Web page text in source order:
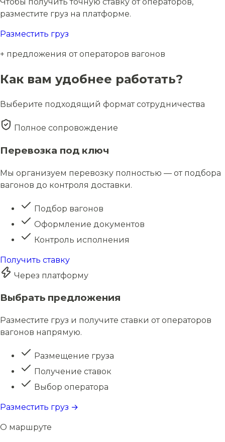
Чтобы получить точную ставку от операторов,
разместите груз на платформе.
Разместить груз
+ предложения от операторов вагонов
Как вам удобнее работать?
Выберите подходящий формат сотрудничества
Полное сопровождение
Перевозка под ключ
Мы организуем перевозку полностью — от подбора
вагонов до контроля доставки.
Подбор вагонов
Оформление документов
Контроль исполнения
Получить ставку
Через платформу
Выбрать предложения
Разместите груз и получите ставки от операторов
вагонов напрямую.
Размещение груза
Получение ставок
Выбор оператора
Разместить груз →
О маршруте